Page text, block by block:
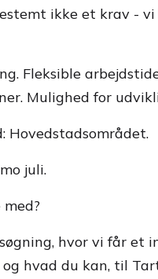
ikke et krav -
Fleksible
Mulighed for
Hovedstadsområdet.
juli.
hvor vi får et
og hvad du kan, til